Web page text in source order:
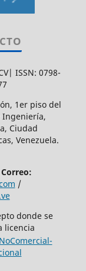
ISSN: 0798-
1er piso del
Ingeniería,
Ciudad
Venezuela.
Correo:
/
donde se
licencia